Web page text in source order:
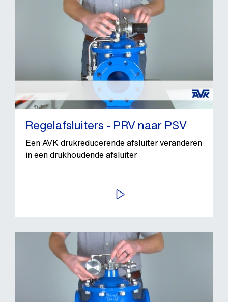
Regelafsluiters - PRV naar PSV
Een AVK drukreducerende afsluiter veranderen
in een drukhoudende afsluiter
BEKIJK VIDEO